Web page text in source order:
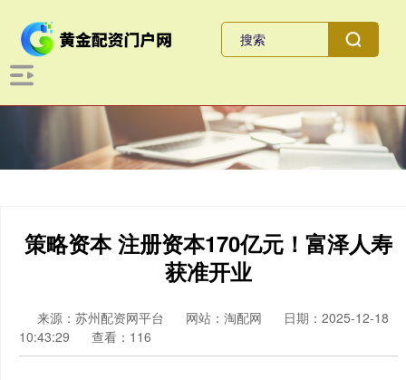
策略资本 注册资本170亿元！富泽人寿
获准开业
来源：苏州配资网平台 网站：淘配网
日期：2025-12-18
10:43:29
查看：116